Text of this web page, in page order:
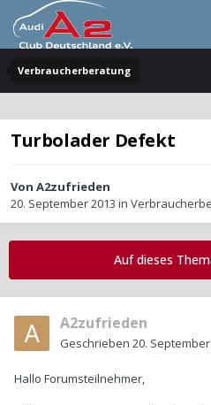
Verbraucherberatung
Turbolader Defekt
Von A2zufrieden
20. September 2013 in
Auf dieses
A2zufrieden
Geschrieben 20. September
Hallo Forumsteilnehmer,